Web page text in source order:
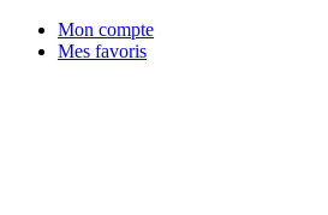
Mon compte
Mes favoris